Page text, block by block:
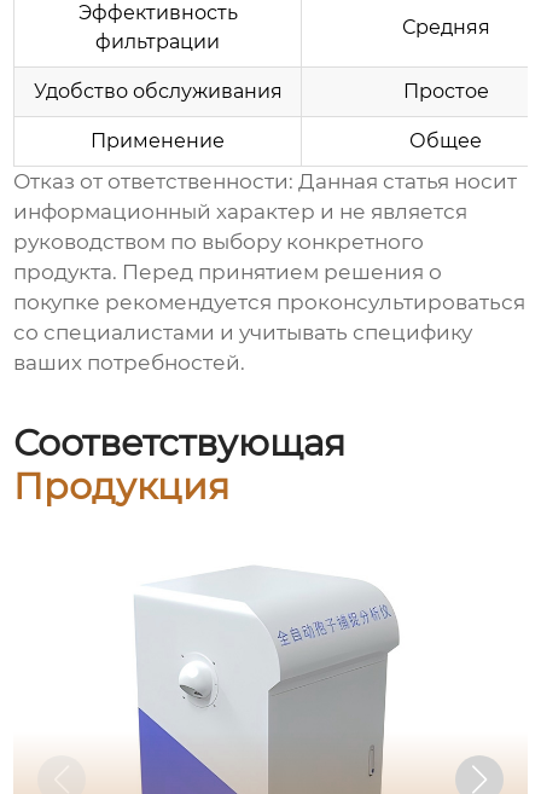
Эффективность
фильтрации
Средняя
Удобство обслуживания Простое
Применение Общее
Отказ от ответственности: Данная статья носит
информационный характер и не является
руководством по выбору конкретного
продукта. Перед принятием решения о
покупке рекомендуется проконсультироваться
со специалистами и учитывать специфику
ваших потребностей.
Соответствующая
Продукция